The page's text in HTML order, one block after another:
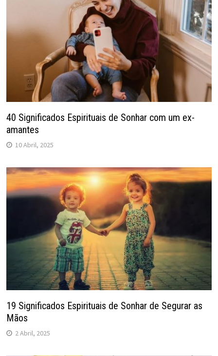
40 Significados Espirituais de Sonhar com um ex-
amantes
10 Abril, 2025
19 Significados Espirituais de Sonhar de Segurar as
Mãos
2 Abril, 2025